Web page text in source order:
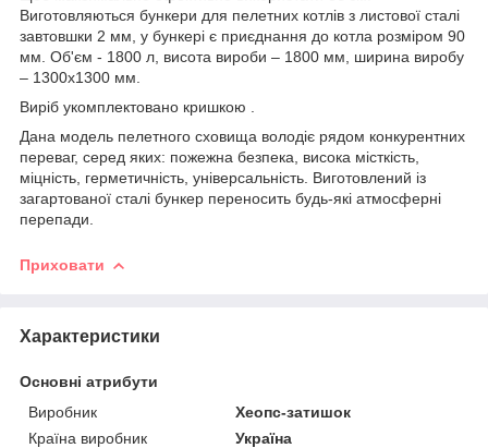
Виготовляються бункери для пелетних котлів з листової сталі
завтовшки 2 мм, у бункері є приєднання до котла розміром 90
мм. Об'єм - 1800 л, висота вироби – 1800 мм, ширина виробу
– 1300х1300 мм.
Виріб укомплектовано кришкою .
Дана модель пелетного сховища володіє рядом конкурентних
переваг, серед яких: пожежна безпека, висока місткість,
міцність, герметичність, універсальність. Виготовлений із
загартованої сталі бункер переносить будь-які атмосферні
перепади.
Приховати
Характеристики
Основні атрибути
Виробник
Хеопс-затишок
Країна виробник
Україна